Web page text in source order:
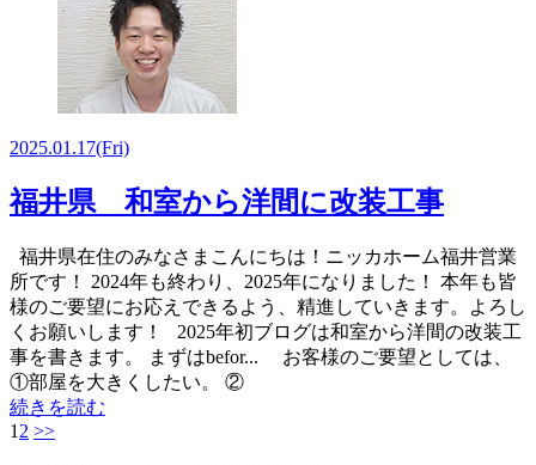
2025.01.17(Fri)
福井県 和室から洋間に改装工事
福井県在住のみなさまこんにちは！ニッカホーム福井営業
所です！ 2024年も終わり、2025年になりました！ 本年も皆
様のご要望にお応えできるよう、精進していきます。よろし
くお願いします！ 2025年初ブログは和室から洋間の改装工
事を書きます。 まずはbefor... お客様のご要望としては、
①部屋を大きくしたい。 ②
続きを読む
1 2 >>